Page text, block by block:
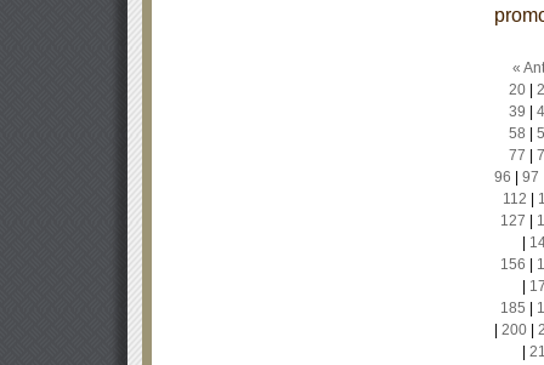
«
20|
39
58
77
96
97
112
127
156
185
200|